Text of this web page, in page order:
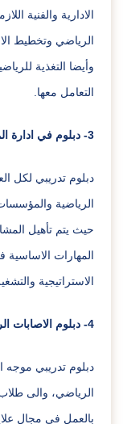
الادارية والفنية
الرياضي وتخطيط
وأيضا التغذية
التعامل معها.
3- دبلوم في ادارة المؤسسات الرياضية
دبلوم تدريبي لكل
الرياضية
حيث يتم تأهيل
المهارات
الاستراتيجية
4- دبلوم الاصابات الرياضية والتأهيل الرياض
دبلوم تدريبي موجه
الرياضي، والى
بالعمل في مجال